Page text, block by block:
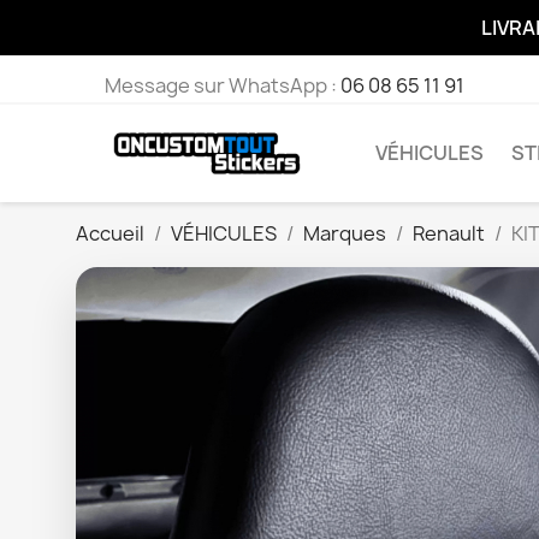
Message sur WhatsApp : 06 08 65 11 91
VÉHICULES
Accueil VÉHICULES Marques Renault